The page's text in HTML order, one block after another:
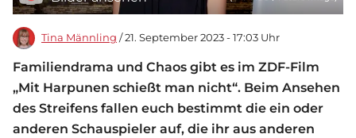
Tina Männling / 21. September 2023 - 17:03 Uhr
Familiendrama und Chaos gibt es im ZDF-Film
„Mit Harpunen schießt man nicht“. Beim Ansehen
des Streifens fallen euch bestimmt die ein oder
anderen Schauspieler auf, die ihr aus anderen